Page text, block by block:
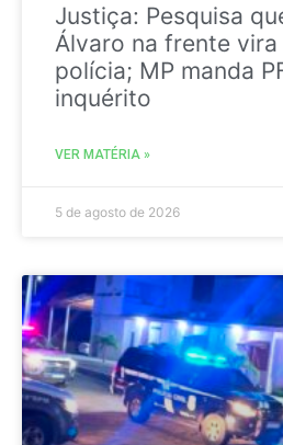
Justiça: Pesquisa
Álvaro na frente
polícia; MP manda
inquérito
VER MATÉRIA »
5 de agosto de 2026